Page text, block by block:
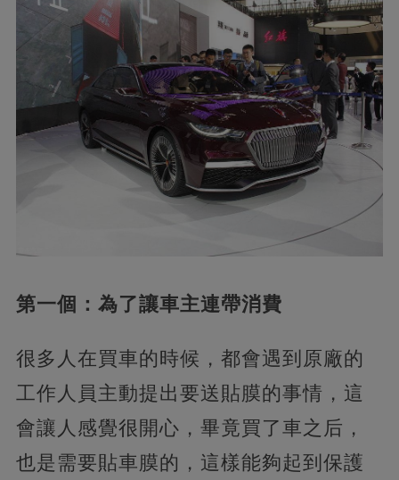
第一個：為了讓車主連帶消費
很多人在買車的時候，都會遇到原廠的
工作人員主動提出要送貼膜的事情，這
會讓人感覺很開心，畢竟買了車之后，
也是需要貼車膜的，這樣能夠起到保護